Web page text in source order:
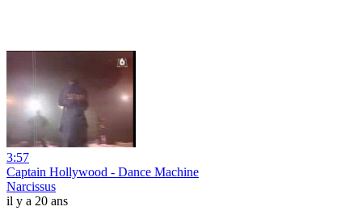
3:57
Captain Hollywood - Dance Machine
Narcissus
il y a 20 ans